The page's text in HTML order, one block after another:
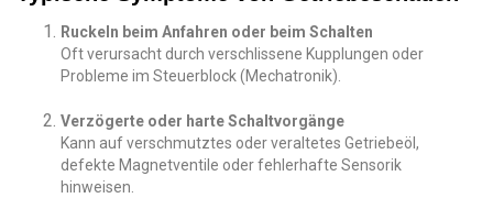
Ruckeln beim Anfahren oder beim Schalten
Oft verursacht durch verschlissene Kupplungen oder
Probleme im Steuerblock (Mechatronik).
Verzögerte oder harte Schaltvorgänge
Kann auf verschmutztes oder veraltetes Getriebeöl,
defekte Magnetventile oder fehlerhafte Sensorik
hinweisen.